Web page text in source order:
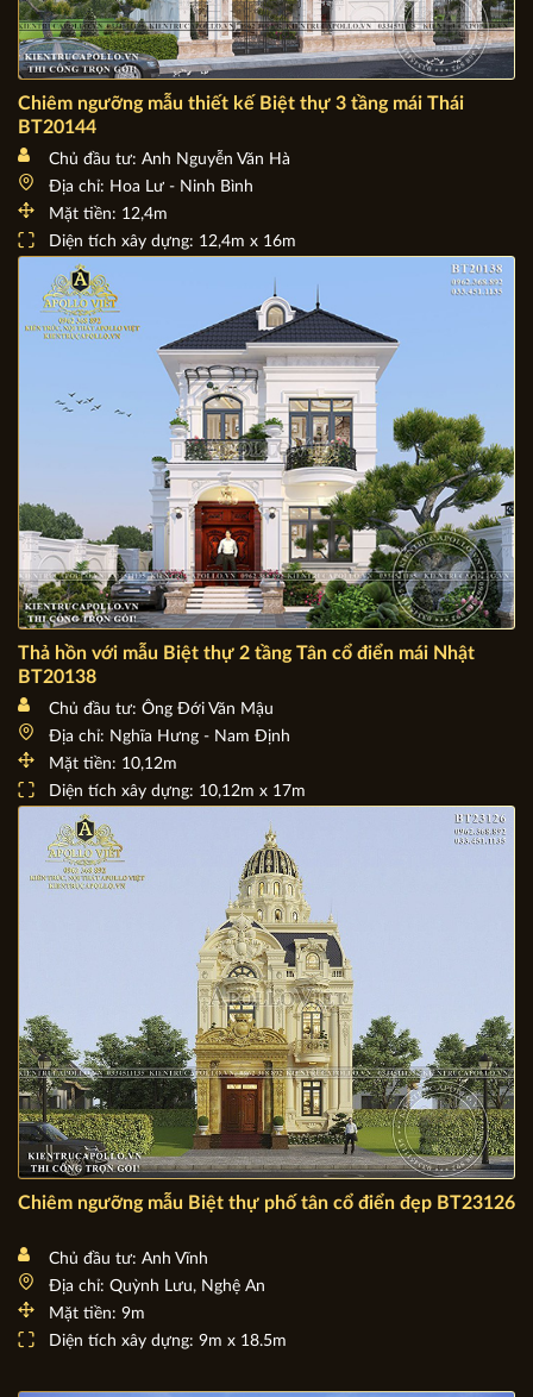
Chiêm ngưỡng mẫu thiết kế Biệt thự 3 tầng mái Thái
BT20144
Chủ đầu tư: Anh Nguyễn Văn Hà
Địa chỉ: Hoa Lư - Ninh Bình
Mặt tiền: 12,4m
Diện tích xây dựng: 12,4m x 16m
Thả hồn với mẫu Biệt thự 2 tầng Tân cổ điển mái Nhật
BT20138
Chủ đầu tư: Ông Đới Văn Mậu
Địa chỉ: Nghĩa Hưng - Nam Định
Mặt tiền: 10,12m
Diện tích xây dựng: 10,12m x 17m
Chiêm ngưỡng mẫu Biệt thự phố tân cổ điển đẹp BT23126
Chủ đầu tư: Anh Vĩnh
Địa chỉ: Quỳnh Lưu, Nghệ An
Mặt tiền: 9m
Diện tích xây dựng: 9m x 18.5m